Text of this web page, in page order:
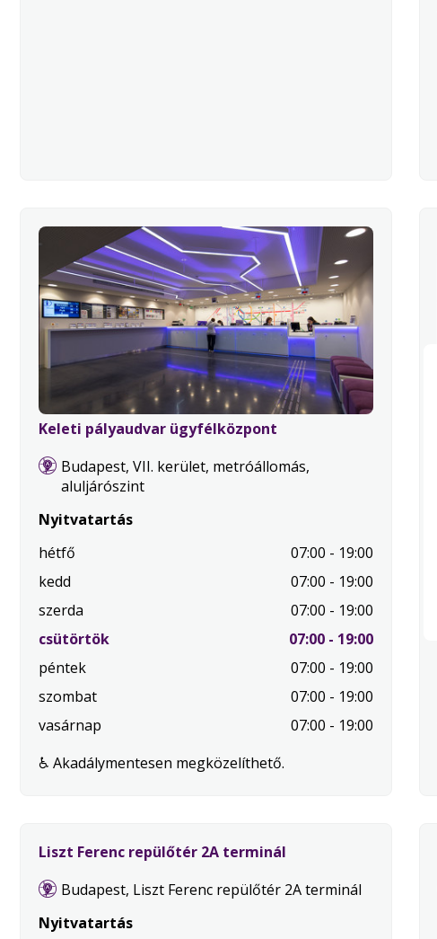
Keleti pályaudvar ügyfélközpont
Budapest, VII. kerület, metróállomás,
aluljárószint
Nyitvatartás
hétfő
07:00 - 19:00
kedd
07:00 - 19:00
szerda
07:00 - 19:00
csütörtök.
07:00 - 19:00
péntek
07:00 - 19:00
szombat
07:00 - 19:00
vasárnap
07:00 - 19:00
♿ Akadálymentesen megközelíthető.
Liszt Ferenc repülőtér 2A terminál
Budapest, Liszt Ferenc repülőtér 2A terminál
Nyitvatartás